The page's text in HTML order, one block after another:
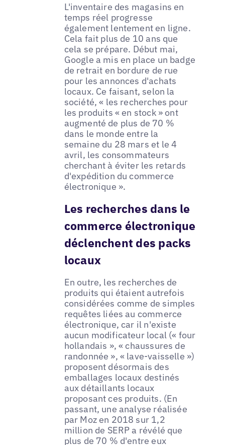
L'inventaire des magasins en
temps réel progresse
également lentement en ligne.
Cela fait plus de 10 ans que
cela se prépare. Début mai,
Google a mis en place un badge
de retrait en bordure de rue
pour les annonces d'achats
locaux. Ce faisant, selon la
société, « les recherches pour
les produits « en stock » ont
augmenté de plus de 70 %
dans le monde entre la
semaine du 28 mars et le 4
avril, les consommateurs
cherchant à éviter les retards
d'expédition du commerce
électronique ».
Les recherches dans le
commerce électronique
déclenchent des packs
locaux
En outre, les recherches de
produits qui étaient autrefois
considérées comme de simples
requêtes liées au commerce
électronique, car il n'existe
aucun modificateur local (« four
hollandais », « chaussures de
randonnée », « lave-vaisselle »)
proposent désormais des
emballages locaux destinés
aux détaillants locaux
proposant ces produits. (En
passant, une analyse réalisée
par Moz en 2018 sur 1,2
million de SERP a révélé que
plus de 70 % d'entre eux